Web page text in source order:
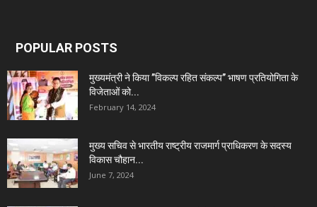
POPULAR POSTS
मुख्यमंत्री ने किया ’’विकल्प रहित संकल्प’’ भाषण प्रतियोगिता के
विजेताओं को...
February 14, 2024
मुख्य सचिव से भारतीय राष्ट्रीय राजमार्ग प्राधिकरण के सदस्य
विकास चौहान...
June 7, 2024